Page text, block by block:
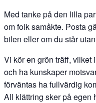
Med tanke på den lilla
om folk samåkte. Posta
bilen eller om du står
Vi kör en grön träff, vilket
och ha kunskaper
förväntas ha fullvärdig
All klättring sker på egen